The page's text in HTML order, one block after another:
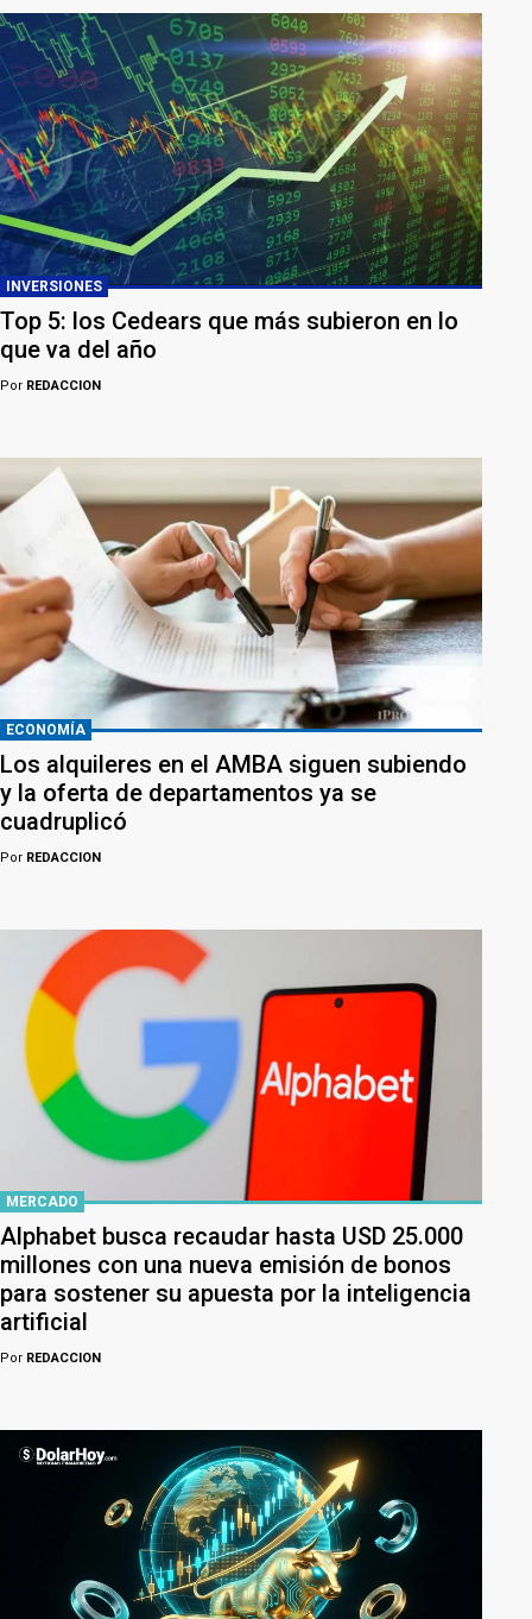
INVERSIONES
Top 5: los Cedears que más subieron en lo
que va del año
Por REDACCION
ECONOMÍA
Los alquileres en el AMBA siguen subiendo
y la oferta de departamentos ya se
cuadruplicó
Por REDACCION
MERCADO
Alphabet busca recaudar hasta USD 25.000
millones con una nueva emisión de bonos
para sostener su apuesta por la inteligencia
artificial
Por REDACCION